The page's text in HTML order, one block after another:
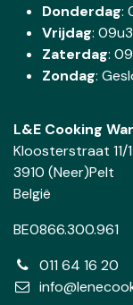
Donderdag:
Vrijdag:
Zaterdag:
Zondag:
L&E Cooking
Kloosterstraat 11/1
3910 (Neer)Pelt
België
BE0866.300.961
011 64 16 20